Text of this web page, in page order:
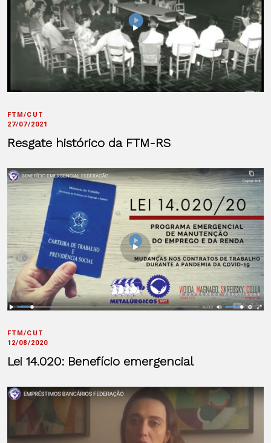
FTM/CUT
27/07/2021
Resgate histórico da FTM-RS
FTM/CUT
12/08/2020
Lei 14.020: Benefício emergencial